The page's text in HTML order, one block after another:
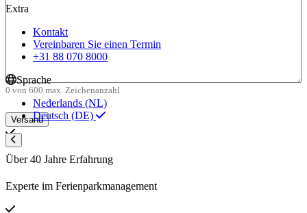
Extra
Kontakt
Vereinbaren Sie einen Termin
+31 88 070 8000
Sprache
Nederlands (NL)
Deutsch (DE)
0 von 600 max. Zeichenanzahl
Über 40 Jahre Erfahrung
Experte im Ferienparkmanagement